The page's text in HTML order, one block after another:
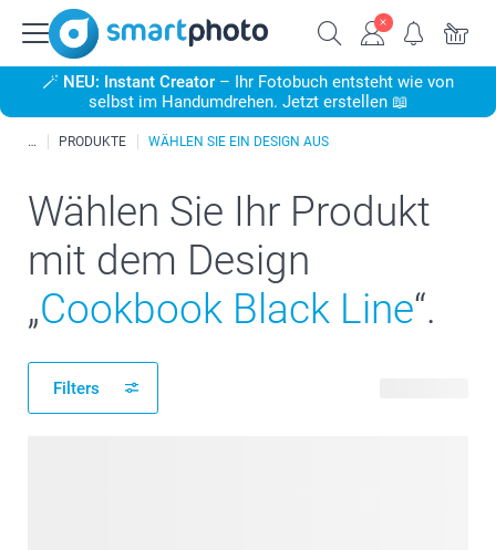
🪄 NEU: Instant Creator – Ihr Fotobuch entsteht wie von
selbst im Handumdrehen. Jetzt erstellen 📖
PRODUKTE WÄHLEN SIE EIN DESIGN AUS
Wählen Sie Ihr Produkt
mit dem Design
„Cookbook Black Line“.
Filters